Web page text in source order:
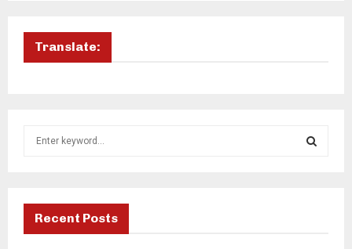
Translate:
f
Recent Posts